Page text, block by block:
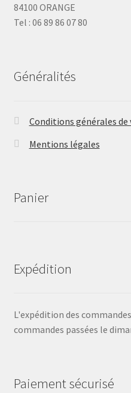
84100 ORANGE
Tel : 06 89 86 07 80
Généralités
Conditions générales de
Mentions légales
Panier
Expédition
L'expédition des
commandes passées le
Paiement sécurisé